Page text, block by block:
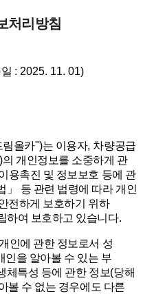
처리방침
: 2025. 11. 01)
림올카")는 이용자, 차량공급
의 개인정보를 소중하게 관
용촉진 및 정보보호 등에 관
」 등 관련 법령에 따라 개인
전하게 보호하기 위하
하여 보호하고 있습니다.
인에 관한 정보로서 성
인을 알아볼 수 있는 부
체특성 등에 관한 정보(당해
볼 수 없는 경우에도 다른